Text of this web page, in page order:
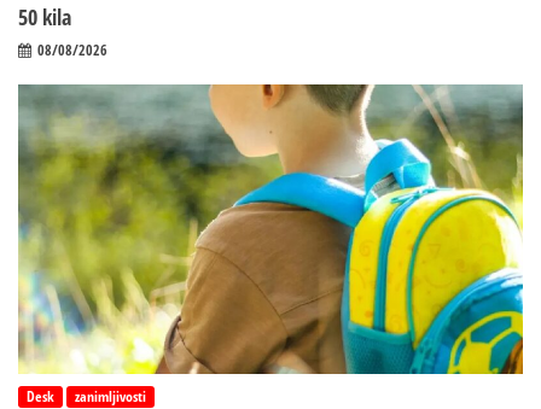
50 kila
08/08/2026
Desk zanimljivosti